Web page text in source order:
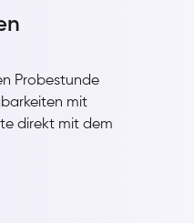
Probestunde
mit
direkt mit dem